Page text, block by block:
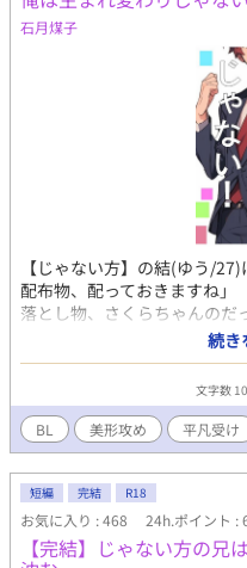
石月煤子
【じゃない方】の結(ゆう/
配布物、配っておきますね」
落とし物、さくらちゃんの
た」 やたらビジュがいい新
の言動にはちょっと違和感が
が。 「どうしてそんなに優
変わったからって変わり過
罵ってきたくせに」 本当の姿
系ヴィランズのような長身美
子(王子)の生まれ変わりを
じゃないから！！！！！) ■
お借りしています／ゴリラの
81433479)▲
続き
文字数
BL 美形攻め 平凡受け
短編 完結 R18
お気に入り : 468 24h.ポイント :
【完結】じゃない方の兄